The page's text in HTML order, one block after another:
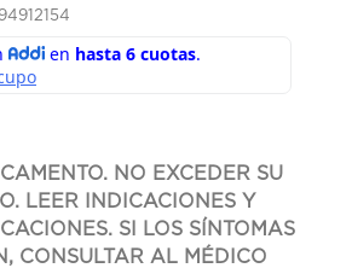
NO EXCEDER SU
LEER INDICACIONES Y
SI LOS SÍNTOMAS
CONSULTAR AL MÉDICO